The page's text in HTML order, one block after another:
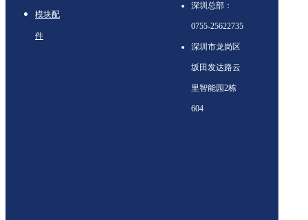
模块配
件
深圳总部：
0755-25622735
深圳市龙岗区
坂田发达路云
里智能园2栋
604